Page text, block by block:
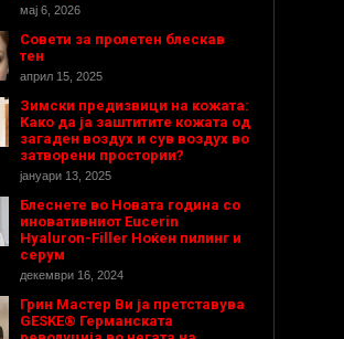
мај 6, 2026
Совети за пролетен блескав
тен
април 15, 2025
Зимски предизвици на кожата:
Како да ја заштитите кожата од
загаден воздух и сув воздух во
затворени простории?
јануари 13, 2025
Блеснете во Новата година со
иновативниот Eucerin
Hyaluron-Filler Ноќен пилинг и
серум
декември 16, 2024
Грин Мастер Ви ја претставува
GESKE® Германската